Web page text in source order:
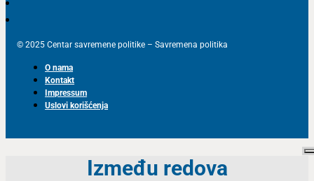
© 2025 Centar savremene politike – Savremena politika
O nama
Kontakt
Impressum
Uslovi korišćenja
Između redova